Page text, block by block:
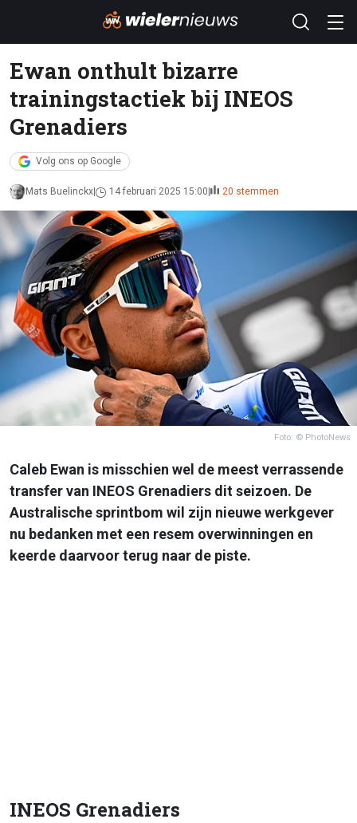
Ewan onthult bizarre
trainingstactiek bij INEOS
Grenadiers
Volg ons op Google
Mats Buelinckx 14 februari 2025 15:00 20 stemmen
Foto: © PhotoNews
Caleb Ewan is misschien wel de meest verrassende
transfer van INEOS Grenadiers dit seizoen. De
Australische sprintbom wil zijn nieuwe werkgever
nu bedanken met een resem overwinningen en
keerde daarvoor terug naar de piste.
INEOS Grenadiers